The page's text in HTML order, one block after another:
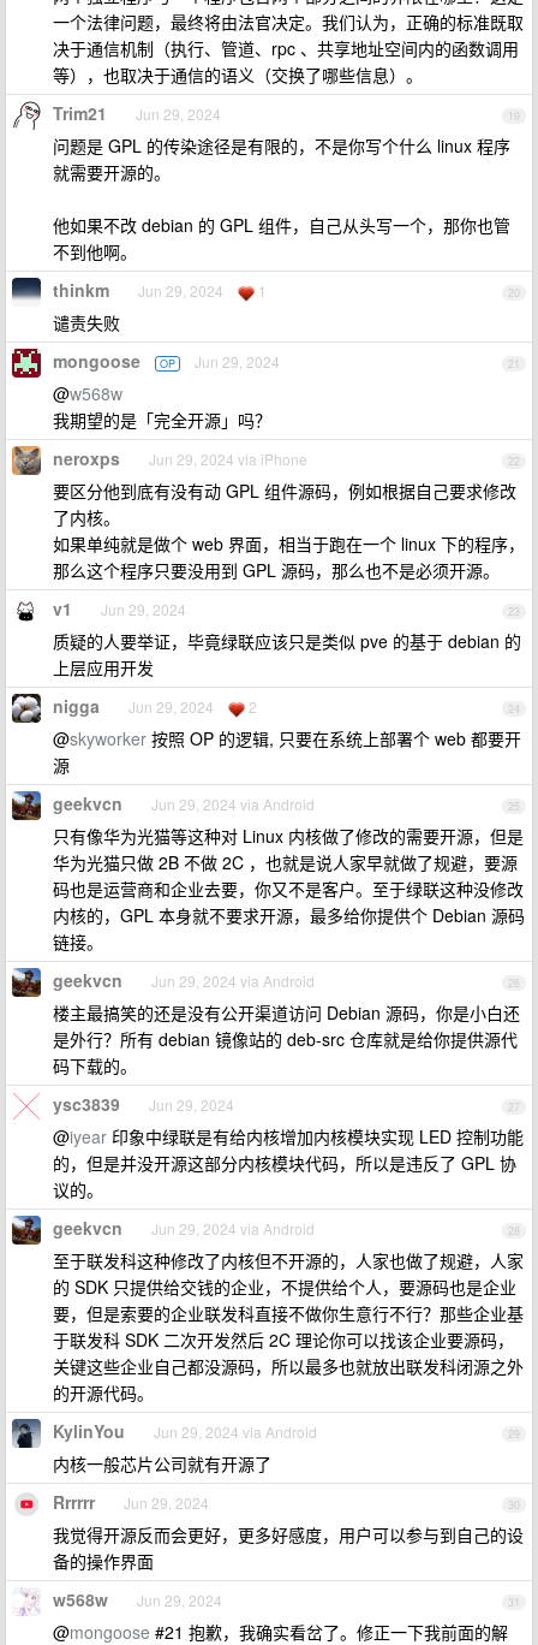
一个法律问题，最终将由法官决定。我们认为，正确的标准既取
决于通信机制（执行、管道、rpc 、共享地址空间内的函数调用
等），也取决于通信的语义（交换了哪些信息）。
19
Trim21 Jun 29, 2024
问题是 GPL 的传染途径是有限的，不是你写个什么 linux 程序
就需要开源的。
他如果不改 debian 的 GPL 组件，自己从头写一个，那你也管
不到他啊。
20
thinkm Jun 29, 2024 1
谴责失败
21
mongoose OP Jun 29, 2024
@w568w
我期望的是「完全开源」吗？
22
neroxps Jun 29, 2024 via iPhone
要区分他到底有没有动 GPL 组件源码，例如根据自己要求修改
了内核。
如果单纯就是做个 web 界面，相当于跑在一个 linux 下的程序，
那么这个程序只要没用到 GPL 源码，那么也不是必须开源。
23
v1 Jun 29, 2024
质疑的人要举证，毕竟绿联应该只是类似 pve 的基于 debian 的
上层应用开发
24
nigga Jun 29, 2024 2
@skyworker 按照 OP 的逻辑, 只要在系统上部署个 web 都要开
源
25
geekvcn Jun 29, 2024 via Android
只有像华为光猫等这种对 Linux 内核做了修改的需要开源，但是
华为光猫只做 2B 不做 2C ，也就是说人家早就做了规避，要源
码也是运营商和企业去要，你又不是客户。至于绿联这种没修改
内核的，GPL 本身就不要求开源，最多给你提供个 Debian 源码
链接。
26
geekvcn Jun 29, 2024 via Android
楼主最搞笑的还是没有公开渠道访问 Debian 源码，你是小白还
是外行？所有 debian 镜像站的 deb-src 仓库就是给你提供源代
码下载的。
27
ysc3839 Jun 29, 2024
@iyear 印象中绿联是有给内核增加内核模块实现 LED 控制功能
的，但是并没开源这部分内核模块代码，所以是违反了 GPL 协
议的。
28
geekvcn Jun 29, 2024 via Android
至于联发科这种修改了内核但不开源的，人家也做了规避，人家
的 SDK 只提供给交钱的企业，不提供给个人，要源码也是企业
要，但是索要的企业联发科直接不做你生意行不行？那些企业基
于联发科 SDK 二次开发然后 2C 理论你可以找该企业要源码，
关键这些企业自己都没源码，所以最多也就放出联发科闭源之外
的开源代码。
29
KylinYou Jun 29, 2024 via Android
内核一般芯片公司就有开源了
30
Rrrrrr Jun 29, 2024
我觉得开源反而会更好，更多好感度，用户可以参与到自己的设
备的操作界面
31
w568w Jun 29, 2024
@mongoose #21 抱歉，我确实看岔了。修正一下我前面的解